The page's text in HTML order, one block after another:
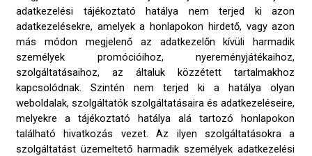
adatkezelési tájékoztató hatálya nem terjed ki azon
adatkezelésekre, amelyek a honlapokon hirdető, vagy azon
más módon megjelenő az adatkezelőn kívüli harmadik
személyek promócióihoz, nyereményjátékaihoz,
szolgáltatásaihoz, az általuk közzétett tartalmakhoz
kapcsolódnak. Szintén nem terjed ki a hatálya olyan
weboldalak, szolgáltatók szolgáltatásaira és adatkezeléseire,
melyekre a tájékoztató hatálya alá tartozó honlapokon
található hivatkozás vezet. Az ilyen szolgáltatásokra a
szolgáltatást üzemeltető harmadik személyek adatkezelési